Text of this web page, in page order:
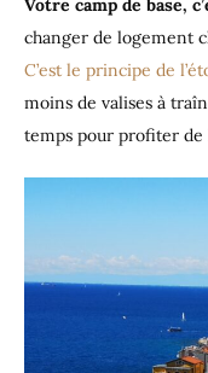
Votre camp de base,
changer de logement
C’est le principe de
moins de valises à
temps pour profiter de